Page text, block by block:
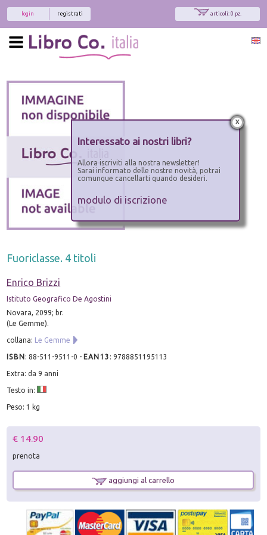
articoli: 0 pz.
registrati
login
Fuoriclasse. 4 titoli
Enrico Brizzi
Istituto Geografico De Agostini
Novara, 2099; br.
(Le Gemme).
collana: Le Gemme
ISBN:88-511-9511-0 - EAN13 :9788851195113
Extra: da 9 anni
Testo in:
Peso: 1 kg
€ 14.90
prenota
aggiungi al carrello
x
Interessato ai nostri libri?
Allora iscriviti alla nostra newsletter!
Sarai informato delle nostre novità, potrai
comunque cancellarti quando desideri.
modulo di iscrizione